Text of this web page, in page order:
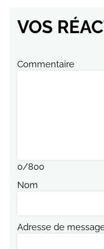
VOS
Commentaire
0/800
Nom
Adresse de